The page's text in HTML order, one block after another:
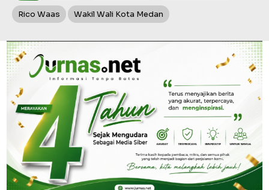
Rico Waas Wakil Wali Kota Medan